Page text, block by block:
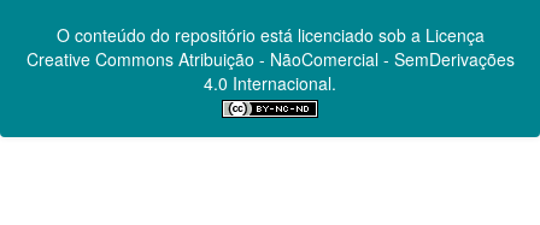
O conteúdo do repositório está licenciado sob a Licença
Creative CommonsAtribuição - NãoComercial - SemDerivações
4.0 Internacional.